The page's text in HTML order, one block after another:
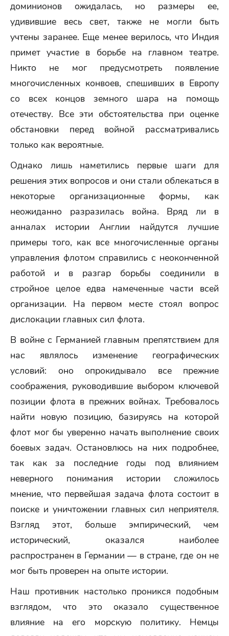
доминионов ожидалась, но размеры ее,
удивившие весь свет, также не могли быть
учтены заранее. Еще менее верилось, что Индия
примет участие в борьбе на главном театре.
Никто не мог предусмотреть появление
многочисленных конвоев, спешивших в Европу
со всех концов земного шара на помощь
отечеству. Все эти обстоятельства при оценке
обстановки перед войной рассматривались
только как вероятные.
Однако лишь наметились первые шаги для
решения этих вопросов и они стали облекаться в
некоторые организационные формы, как
неожиданно разразилась война. Вряд ли в
анналах истории Англии найдутся лучшие
примеры того, как все многочисленные органы
управления флотом справились с неоконченной
работой и в разгар борьбы соединили в
стройное целое едва намеченные части всей
организации. На первом месте стоял вопрос
дислокации главных сил флота.
В войне с Германией главным препятствием для
нас являлось изменение географических
условий: оно опрокидывало все прежние
соображения, руководившие выбором ключевой
позиции флота в прежних войнах. Требовалось
найти новую позицию, базируясь на которой
флот мог бы уверенно начать выполнение своих
боевых задач. Остановлюсь на них подробнее,
так как за последние годы под влиянием
неверного понимания истории сложилось
мнение, что первейшая задача флота состоит в
поиске и уничтожении главных сил неприятеля.
Взгляд этот, больше эмпирический, чем
исторический, оказался наиболее
распространен в Германии — в стране, где он не
мог быть проверен на опыте истории.
Наш противник настолько проникся подобным
взглядом, что это оказало существенное
влияние на его морскую политику. Немцы